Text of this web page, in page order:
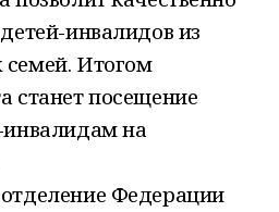
инвалидов из
Итогом
станет посещение
инвалидам на
Федерации